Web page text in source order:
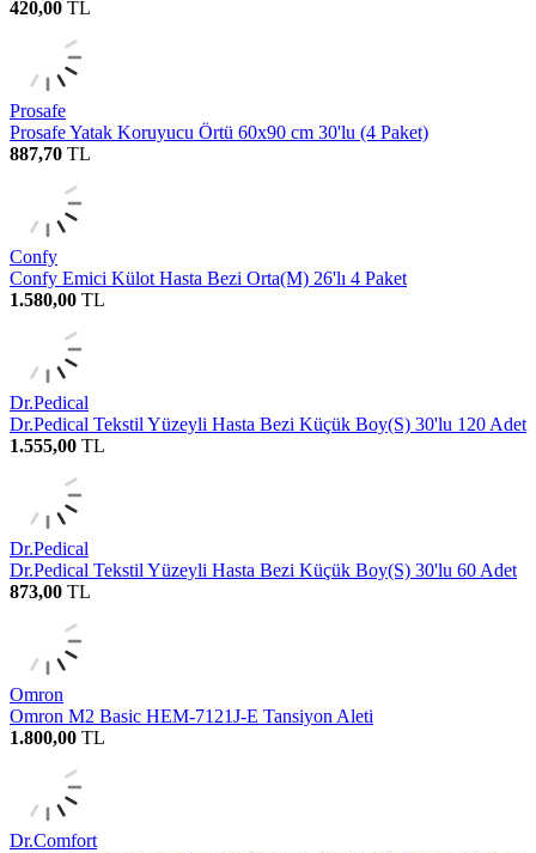
420,00 TL
Prosafe
Prosafe Yatak Koruyucu Örtü 60x90 cm 30'lu (4 Paket)
887,70 TL
Confy
Confy Emici Külot Hasta Bezi Orta(M) 26'lı 4 Paket
1.580,00 TL
Dr.Pedical
Dr.Pedical Tekstil Yüzeyli Hasta Bezi Küçük Boy(S) 30'lu 120 Adet
1.555,00 TL
Dr.Pedical
Dr.Pedical Tekstil Yüzeyli Hasta Bezi Küçük Boy(S) 30'lu 60 Adet
873,00 TL
Omron
Omron M2 Basic HEM-7121J-E Tansiyon Aleti
1.800,00 TL
Dr.Comfort